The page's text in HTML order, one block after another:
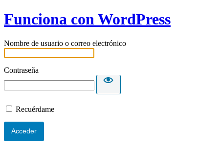
Funciona con WordPress
Nombre de usuario o correo electrónico
Contraseña
Recuérdame